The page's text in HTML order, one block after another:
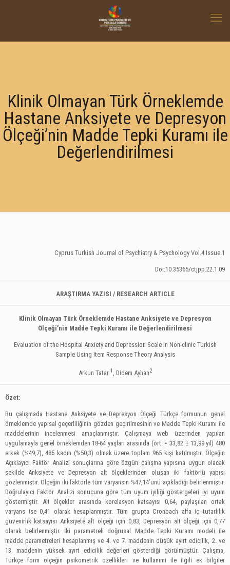
Klinik Olmayan Türk Örneklemde
Hastane Anksiyete ve Depresyon
Ölçeği’nin Madde Tepki Kuramı ile
Değerlendirilmesi
Cyprus Turkish Journal of Psychiatry & Psychology Vol.4 Issue.1
Doi:10.35365/ctjpp.22.1.09
ARAŞTIRMA YAZISI / RESEARCH ARTICLE
Klinik Olmayan Türk Örneklemde Hastane Anksiyete ve Depresyon
Ölçeği’nin Madde Tepki Kuramı ile Değerlendirilmesi
Evaluation of the Hospital Anxiety and Depression Scale in Non-clinic Turkish
Sample Using Item Response Theory Analysis
Arkun Tatar 1, Didem Ayhan2
Özet:
Bu çalışmada Hastane Anksiyete ve Depresyon Ölçeği Türkçe formunun genel
örneklemde yapısal geçerliliğinin gözden geçirilmesinin ve Madde Tepki Kuramı ile
maddelerinin incelenmesi amaçlanmıştır. Çalışmaya web üzerinden yapılan
uygulamayla genel örneklemden 18-64 yaşları arasında (ort. = 33,82 ± 13,99 yıl) 480
erkek (%49,7), 485 kadın (%50,3) olmak üzere toplam 965 kişi katılmıştır. Ölçeğin
Açıklayıcı Faktör Analizi sonuçlarına göre özgün çalışma yapısına uygun olacak
şekilde Anksiyete ve Depresyon alt ölçeklerinden oluşan iki faktörlü yapısı
gözlenmiştir. Ölçeğin iki faktörle tüm varyansın %47,14’ünü açıkladığı belirlenmiştir.
Doğrulayıcı Faktör Analizi sonucuna göre tüm uyum iyiliği göstergeleri iyi uyum
göstermiştir. Alt ölçekler arasında korelasyon katsayısı 0,64, paylaşılan ortak
varyans ise 0,41 olarak hesaplanmıştır. Tüm grupta Cronbach alfa iç tutarlılık
güvenirlik katsayısı Anksiyete alt ölçeği için 0,83, Depresyon alt ölçeği için 0,77
olarak belirlenmiştir. İki parametreli doğrusal Madde Tepki Kuramı modeli ile
madde parametreleri hesaplanmış ve 4. ve 7. maddenin düşük ayırt edicilik, 2. ve
13. maddenin yüksek ayırt edicilik değerleri gösterdiği görülmüştür. Çalışma,
Türkçe form ölçeğin psikometrik özellikleri ve kullanımı ile ilgili ek bilgiler